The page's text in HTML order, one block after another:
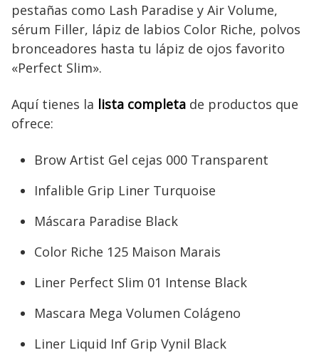
pestañas como Lash Paradise y Air Volume,
sérum Filler, lápiz de labios Color Riche, polvos
bronceadores hasta tu lápiz de ojos favorito
«Perfect Slim».
Aquí tienes la lista completa de productos que
ofrece:
Brow Artist Gel cejas 000 Transparent
Infalible Grip Liner Turquoise
Máscara Paradise Black
Color Riche 125 Maison Marais
Liner Perfect Slim 01 Intense Black
Mascara Mega Volumen Colágeno
Liner Liquid Inf Grip Vynil Black